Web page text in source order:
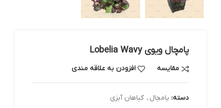
پامچال ویوی Lobelia Wavy
مقایسه افزودن به علاقه مندی
دسته: پامچال , گیاهان آبزی